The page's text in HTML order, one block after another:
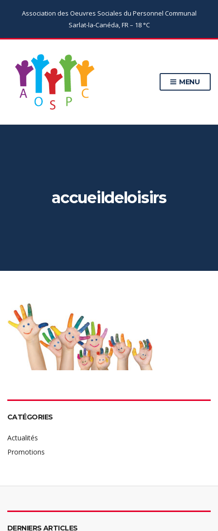
Association des Oeuvres Sociales du Personnel Communal
Sarlat-la-Canéda, FR– 18 C
MENU
accueildeloisirs
CATÉGORIES
Actualités
Promotions
DERNIERS ARTICLES